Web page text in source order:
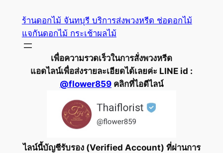
เนื้อหา
ร้านดอกไม้ จันทบุรี บริการส่งพวงหรีด ช่อดอกไม้
แจกันดอกไม้ กระเช้าผลไม้
เพื่อความรวดเร็วในการสั่งพวงหรีด
แอดไลน์เพื่อส่งรายละเอียดได้เลยค่ะ LINE id :
@flower859 คลิกที่ไอดีไลน์
ไลน์นี้บัญชีรับรอง (Verified Account) ที่ผ่านการ